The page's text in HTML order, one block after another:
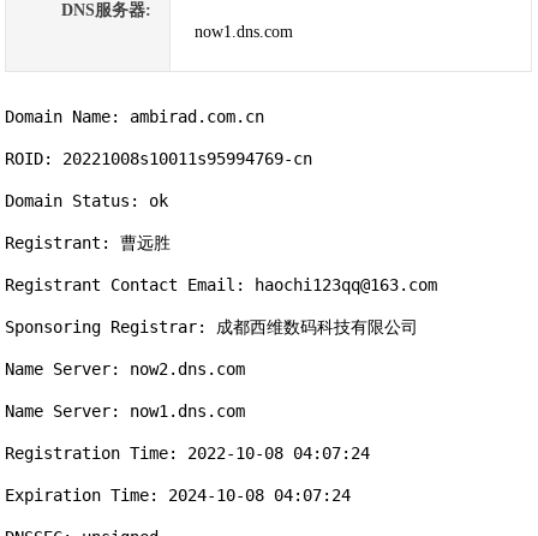
DNS服务器:
now1.dns.com
Domain Name: ambirad.com.cn
ROID: 20221008s10011s95994769-cn
Domain Status: ok
Registrant: 曹远胜
Registrant Contact Email: haochi123qq@163.com
Sponsoring Registrar: 成都西维数码科技有限公司
Name Server: now2.dns.com
Name Server: now1.dns.com
Registration Time: 2022-10-08 04:07:24
Expiration Time: 2024-10-08 04:07:24